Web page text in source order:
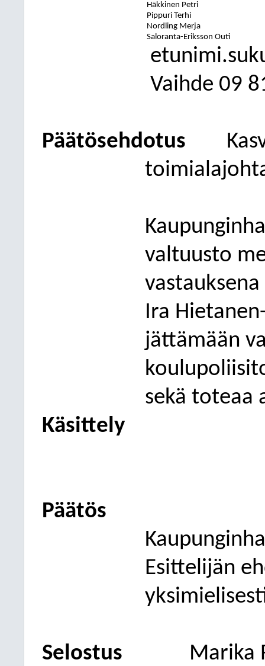
Häkkinen Petri
Pippuri Terhi
Nordling Merja
Saloranta-Eriksson Outi
Vaihde 09
Päätösehdotus
valtuusto
Ira
jättämään
sekä toteaa
Käsittely
Päätös
Esittelijän
Selostus
Marika